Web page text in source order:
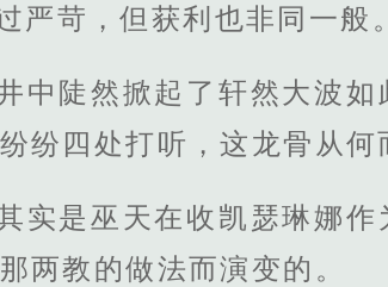
严苛，但获利也非同一般。
中陡然掀起了轩然大波
纷四处打听，这龙骨从何
实是巫天在收凯瑟琳娜
两教的做法而演变的。